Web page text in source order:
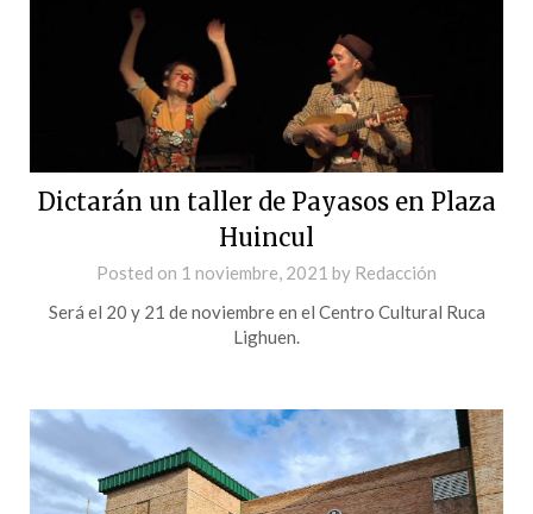
Dictarán un taller de Payasos en Plaza
Huincul
Posted on 1 noviembre, 2021 by Redacción
Será el 20 y 21 de noviembre en el Centro Cultural Ruca
Lighuen.